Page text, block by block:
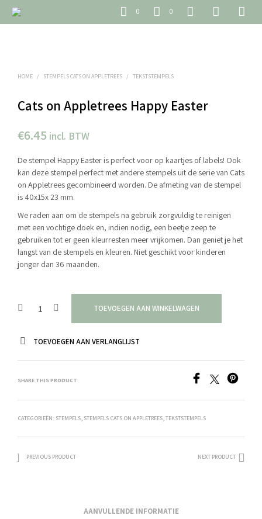
0 0
HOME / STEMPELS CATS ON APPLETREES / TEKSTSTEMPELS
Cats on Appletrees Happy Easter
€6.45 incl. BTW
De stempel Happy Easter is perfect voor op kaartjes of labels! Ook
kan deze stempel perfect met andere stempels uit de serie van Cats
on Appletrees gecombineerd worden. De afmeting van de stempel
is 40x15x 23 mm.
We raden aan om de stempels na gebruik zorgvuldig te reinigen
met een vochtige doek en, indien nodig, een beetje zeep te
gebruiken tot er geen kleurresten meer vrijkomen. Dan geniet je het
langst van de stempels en kleuren. Niet geschikt voor kinderen
jonger dan 36 maanden.
TOEVOEGEN AAN WINKELWAGEN
TOEVOEGEN AAN VERLANGLIJST
SHARE THIS PRODUCT
CATEGORIEËN: STEMPELS, STEMPELS CATS ON APPLETREES,TEKSTSTEMPELS
PREVIOUS PRODUCT NEXT PRODUCT
AANVULLENDE INFORMATIE